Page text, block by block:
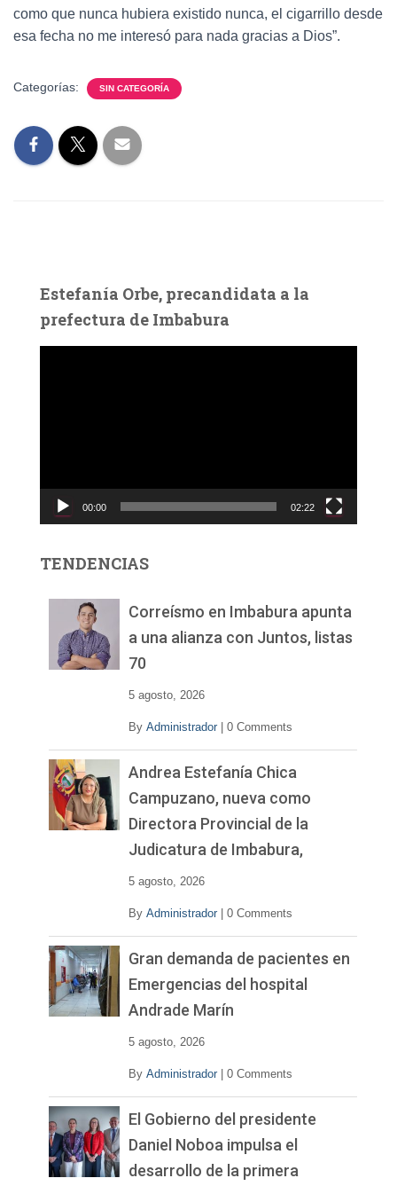
como que nunca hubiera existido nunca, el cigarrillo desde
esa fecha no me interesó para nada gracias a Dios”.
Categorías: SIN CATEGORÍA
Estefanía Orbe, precandidata a la
prefectura de Imbabura
c
d
00:00 02:22
TENDENCIAS
Correísmo en Imbabura apunta
a una alianza con Juntos, listas
70
5 agosto, 2026
By Administrador 0 Comments
Andrea Estefanía Chica
Campuzano, nueva como
Directora Provincial de la
Judicatura de Imbabura,
5 agosto, 2026
By Administrador 0 Comments
Gran demanda de pacientes en
Emergencias del hospital
Andrade Marín
5 agosto, 2026
By Administrador 0 Comments
El Gobierno del presidente
Daniel Noboa impulsa el
desarrollo de la primera